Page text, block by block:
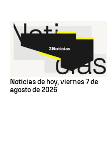
Noticias de hoy, viernes 7 de
agosto de 2026